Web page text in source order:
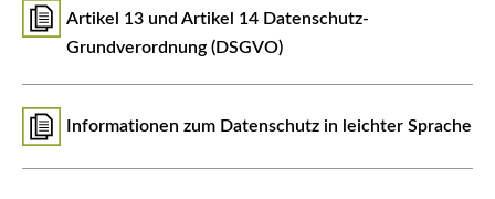
Artikel 13 und Artikel 14 Datenschutz-
Grundverordnung (DSGVO)
Informationen zum Datenschutz in leichter Sprache